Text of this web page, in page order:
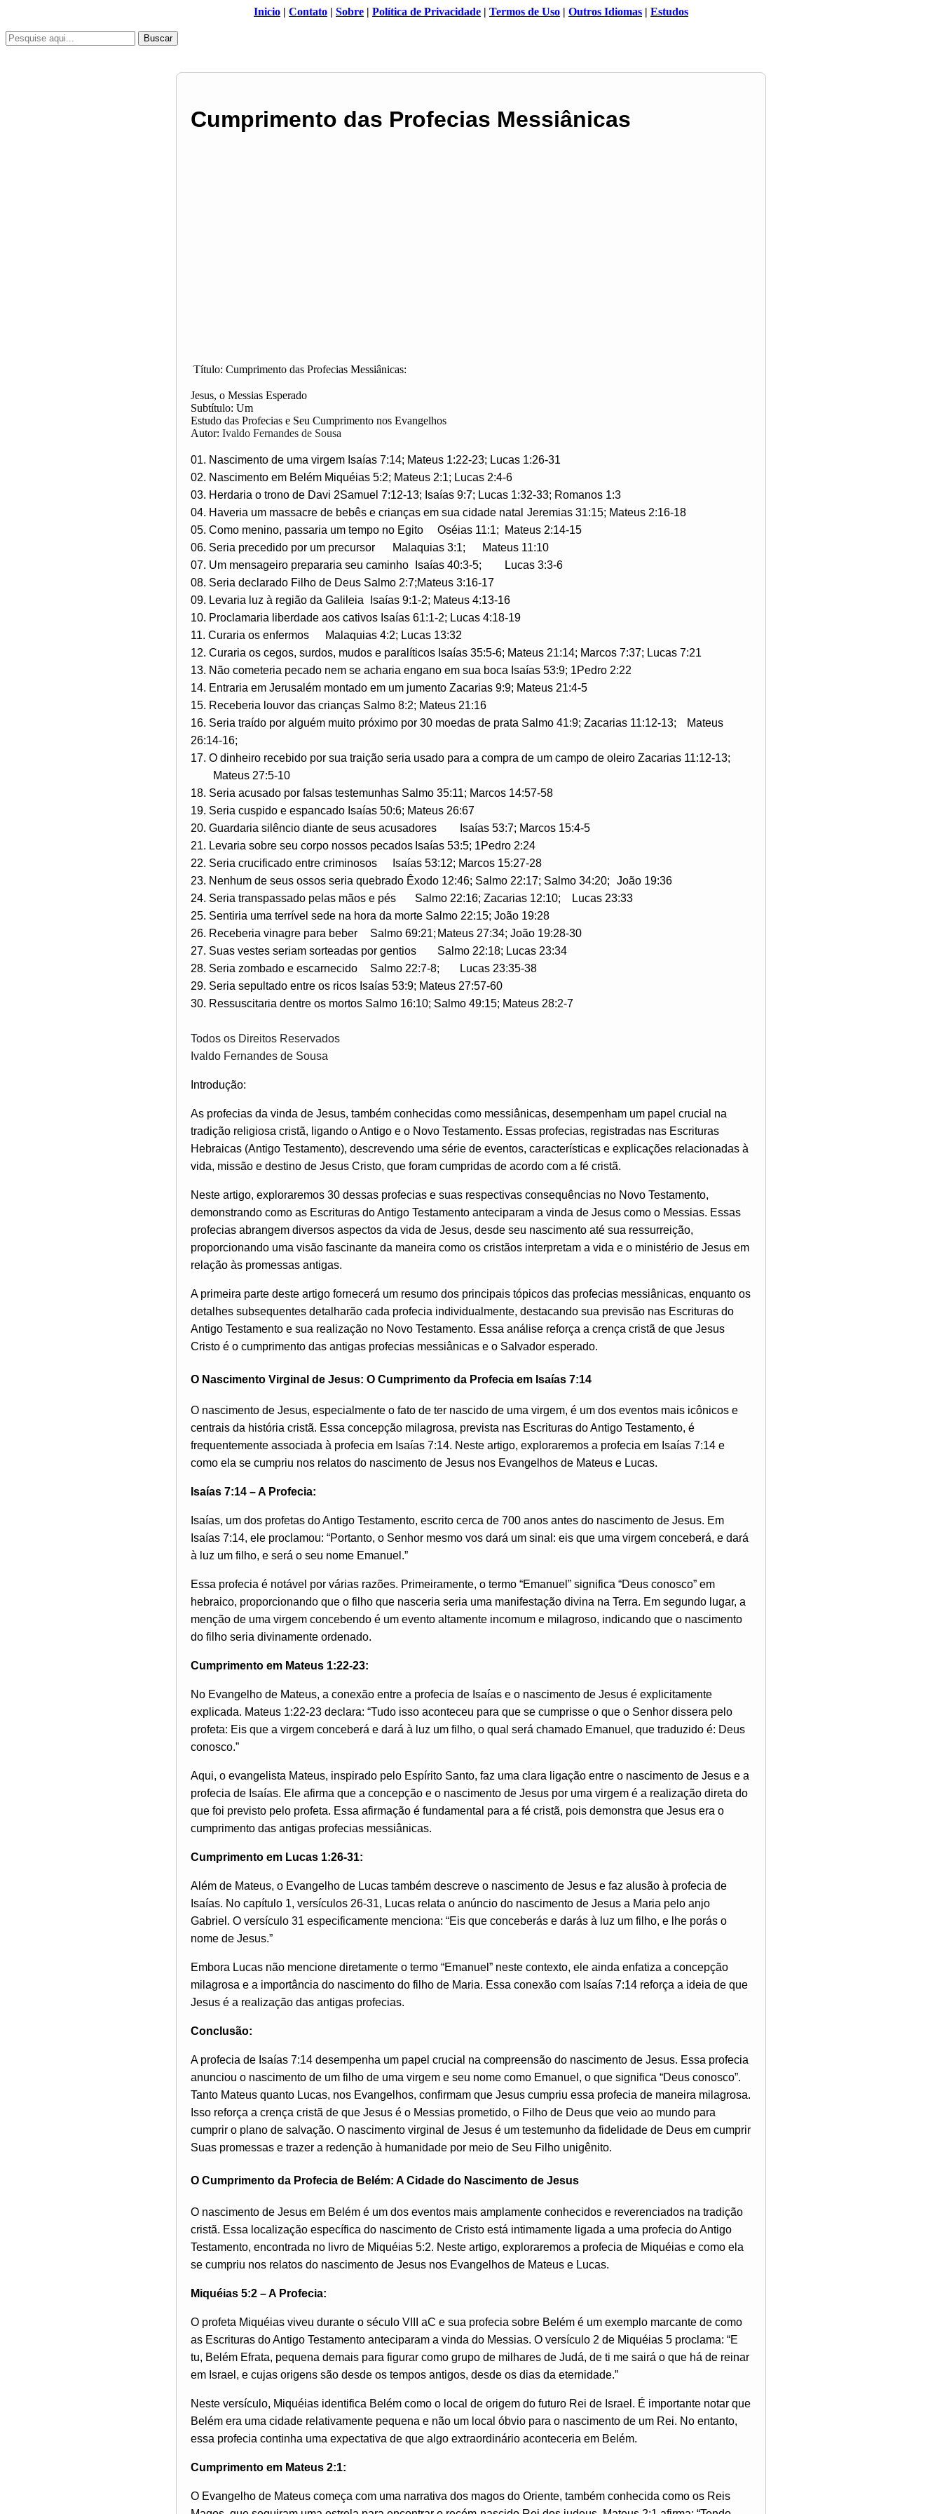
Inicio | Contato | Sobre | Política de Privacidade | Termos de Uso | Outros Idiomas | Estudos
Buscar
Cumprimento das Profecias Messiânicas
Título: Cumprimento das Profecias Messiânicas:
Jesus, o Messias Esperado
Subtítulo: Um
Estudo das Profecias e Seu Cumprimento nos Evangelhos
Autor: Ivaldo Fernandes de Sousa
01. Nascimento de uma virgem Isaías 7:14; Mateus 1:22-23; Lucas 1:26-31
02. Nascimento em Belém Miquéias 5:2; Mateus 2:1; Lucas 2:4-6
03. Herdaria o trono de Davi 2Samuel 7:12-13; Isaías 9:7; Lucas 1:32-33; Romanos 1:3
04. Haveria um massacre de bebês e crianças em sua cidade natal Jeremias 31:15; Mateus 2:16-18
05. Como menino, passaria um tempo no Egito
Oséias 11:1;
Mateus 2:14-15
06. Seria precedido por um precursor
Malaquias 3:1;
Mateus 11:10
07. Um mensageiro prepararia seu caminho
Isaías 40:3-5;
Lucas 3:3-6
08. Seria declarado Filho de Deus Salmo 2:7;Mateus 3:16-17
09. Levaria luz à região da Galileia
Isaías 9:1-2; Mateus 4:13-16
10. Proclamaria liberdade aos cativos Isaías 61:1-2; Lucas 4:18-19
11. Curaria os enfermos
Malaquias 4:2; Lucas 13:32
12. Curaria os cegos, surdos, mudos e paralíticos Isaías 35:5-6; Mateus 21:14; Marcos 7:37; Lucas 7:21
13. Não cometeria pecado nem se acharia engano em sua boca Isaías 53:9; 1Pedro 2:22
14. Entraria em Jerusalém montado em um jumento Zacarias 9:9; Mateus 21:4-5
15. Receberia louvor das crianças Salmo 8:2; Mateus 21:16
16. Seria traído por alguém muito próximo por 30 moedas de prata Salmo 41:9; Zacarias 11:12-13;
Mateus
26:14-16;
17. O dinheiro recebido por sua traição seria usado para a compra de um campo de oleiro Zacarias 11:12-13;
Mateus 27:5-10
18. Seria acusado por falsas testemunhas Salmo 35:11; Marcos 14:57-58
19. Seria cuspido e espancado Isaías 50:6; Mateus 26:67
20. Guardaria silêncio diante de seus acusadores
Isaías 53:7; Marcos 15:4-5
21. Levaria sobre seu corpo nossos pecados Isaías 53:5; 1Pedro 2:24
22. Seria crucificado entre criminosos
Isaías 53:12; Marcos 15:27-28
23. Nenhum de seus ossos seria quebrado Êxodo 12:46; Salmo 22:17; Salmo 34:20;
João 19:36
24. Seria transpassado pelas mãos e pés
Salmo 22:16; Zacarias 12:10;
Lucas 23:33
25. Sentiria uma terrível sede na hora da morte Salmo 22:15; João 19:28
26. Receberia vinagre para beber
Salmo 69:21; Mateus 27:34; João 19:28-30
27. Suas vestes seriam sorteadas por gentios
Salmo 22:18; Lucas 23:34
28. Seria zombado e escarnecido
Salmo 22:7-8;
Lucas 23:35-38
29. Seria sepultado entre os ricos Isaías 53:9; Mateus 27:57-60
30. Ressuscitaria dentre os mortos Salmo 16:10; Salmo 49:15; Mateus 28:2-7
Todos os Direitos Reservados
Ivaldo Fernandes de Sousa
Introdução:
As profecias da vinda de Jesus, também conhecidas como messiânicas, desempenham um papel crucial na
tradição religiosa cristã, ligando o Antigo e o Novo Testamento. Essas profecias, registradas nas Escrituras
Hebraicas (Antigo Testamento), descrevendo uma série de eventos, características e explicações relacionadas à
vida, missão e destino de Jesus Cristo, que foram cumpridas de acordo com a fé cristã.
Neste artigo, exploraremos 30 dessas profecias e suas respectivas consequências no Novo Testamento,
demonstrando como as Escrituras do Antigo Testamento anteciparam a vinda de Jesus como o Messias. Essas
profecias abrangem diversos aspectos da vida de Jesus, desde seu nascimento até sua ressurreição,
proporcionando uma visão fascinante da maneira como os cristãos interpretam a vida e o ministério de Jesus em
relação às promessas antigas.
A primeira parte deste artigo fornecerá um resumo dos principais tópicos das profecias messiânicas, enquanto os
detalhes subsequentes detalharão cada profecia individualmente, destacando sua previsão nas Escrituras do
Antigo Testamento e sua realização no Novo Testamento. Essa análise reforça a crença cristã de que Jesus
Cristo é o cumprimento das antigas profecias messiânicas e o Salvador esperado.
O Nascimento Virginal de Jesus: O Cumprimento da Profecia em Isaías 7:14
O nascimento de Jesus, especialmente o fato de ter nascido de uma virgem, é um dos eventos mais icônicos e
centrais da história cristã. Essa concepção milagrosa, prevista nas Escrituras do Antigo Testamento, é
frequentemente associada à profecia em Isaías 7:14. Neste artigo, exploraremos a profecia em Isaías 7:14 e
como ela se cumpriu nos relatos do nascimento de Jesus nos Evangelhos de Mateus e Lucas.
Isaías 7:14 – A Profecia:
Isaías, um dos profetas do Antigo Testamento, escrito cerca de 700 anos antes do nascimento de Jesus. Em
Isaías 7:14, ele proclamou: “Portanto, o Senhor mesmo vos dará um sinal: eis que uma virgem conceberá, e dará
à luz um filho, e será o seu nome Emanuel.”
Essa profecia é notável por várias razões. Primeiramente, o termo “Emanuel” significa “Deus conosco” em
hebraico, proporcionando que o filho que nasceria seria uma manifestação divina na Terra. Em segundo lugar, a
menção de uma virgem concebendo é um evento altamente incomum e milagroso, indicando que o nascimento
do filho seria divinamente ordenado.
Cumprimento em Mateus 1:22-23:
No Evangelho de Mateus, a conexão entre a profecia de Isaías e o nascimento de Jesus é explicitamente
explicada. Mateus 1:22-23 declara: “Tudo isso aconteceu para que se cumprisse o que o Senhor dissera pelo
profeta: Eis que a virgem conceberá e dará à luz um filho, o qual será chamado Emanuel, que traduzido é: Deus
conosco.”
Aqui, o evangelista Mateus, inspirado pelo Espírito Santo, faz uma clara ligação entre o nascimento de Jesus e a
profecia de Isaías. Ele afirma que a concepção e o nascimento de Jesus por uma virgem é a realização direta do
que foi previsto pelo profeta. Essa afirmação é fundamental para a fé cristã, pois demonstra que Jesus era o
cumprimento das antigas profecias messiânicas.
Cumprimento em Lucas 1:26-31:
Além de Mateus, o Evangelho de Lucas também descreve o nascimento de Jesus e faz alusão à profecia de
Isaías. No capítulo 1, versículos 26-31, Lucas relata o anúncio do nascimento de Jesus a Maria pelo anjo
Gabriel. O versículo 31 especificamente menciona: “Eis que conceberás e darás à luz um filho, e lhe porás o
nome de Jesus.”
Embora Lucas não mencione diretamente o termo “Emanuel” neste contexto, ele ainda enfatiza a concepção
milagrosa e a importância do nascimento do filho de Maria. Essa conexão com Isaías 7:14 reforça a ideia de que
Jesus é a realização das antigas profecias.
Conclusão:
A profecia de Isaías 7:14 desempenha um papel crucial na compreensão do nascimento de Jesus. Essa profecia
anunciou o nascimento de um filho de uma virgem e seu nome como Emanuel, o que significa “Deus conosco”.
Tanto Mateus quanto Lucas, nos Evangelhos, confirmam que Jesus cumpriu essa profecia de maneira milagrosa.
Isso reforça a crença cristã de que Jesus é o Messias prometido, o Filho de Deus que veio ao mundo para
cumprir o plano de salvação. O nascimento virginal de Jesus é um testemunho da fidelidade de Deus em cumprir
Suas promessas e trazer a redenção à humanidade por meio de Seu Filho unigênito.
O Cumprimento da Profecia de Belém: A Cidade do Nascimento de Jesus
O nascimento de Jesus em Belém é um dos eventos mais amplamente conhecidos e reverenciados na tradição
cristã. Essa localização específica do nascimento de Cristo está intimamente ligada a uma profecia do Antigo
Testamento, encontrada no livro de Miquéias 5:2. Neste artigo, exploraremos a profecia de Miquéias e como ela
se cumpriu nos relatos do nascimento de Jesus nos Evangelhos de Mateus e Lucas.
Miquéias 5:2 – A Profecia:
O profeta Miquéias viveu durante o século VIII aC e sua profecia sobre Belém é um exemplo marcante de como
as Escrituras do Antigo Testamento anteciparam a vinda do Messias. O versículo 2 de Miquéias 5 proclama: “E
tu, Belém Efrata, pequena demais para figurar como grupo de milhares de Judá, de ti me sairá o que há de reinar
em Israel, e cujas origens são desde os tempos antigos, desde os dias da eternidade.”
Neste versículo, Miquéias identifica Belém como o local de origem do futuro Rei de Israel. É importante notar que
Belém era uma cidade relativamente pequena e não um local óbvio para o nascimento de um Rei. No entanto,
essa profecia continha uma expectativa de que algo extraordinário aconteceria em Belém.
Cumprimento em Mateus 2:1:
O Evangelho de Mateus começa com uma narrativa dos magos do Oriente, também conhecida como os Reis